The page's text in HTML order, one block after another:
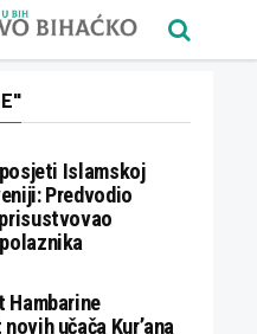
Islamskoj
Predvodio
Hambarine
učača Kur’ana